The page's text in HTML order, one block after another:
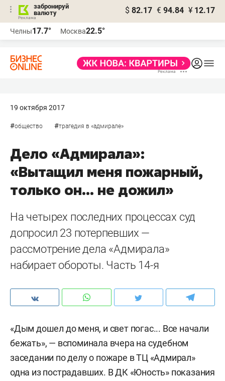
забронируй
валюту
$ 82.17 € 94.84 ¥ 12.17
Челны17.7° Москва22.5°
19 октября 2017
#общество #трагедия в «адмирале»
Дело «Адмирала»:
«Вытащил меня пожарный,
только он... не дожил»
На четырех последних процессах суд
допросил 23 потерпевших —
рассмотрение дела «Адмирала»
набирает обороты. Часть 14-я
«Дым дошел до меня, и свет погас... Все начали
бежать», — вспоминала вчера на судебном
заседании по делу о пожаре в ТЦ «Адмирал»
одна из пострадавших. В ДК «Юность» показания